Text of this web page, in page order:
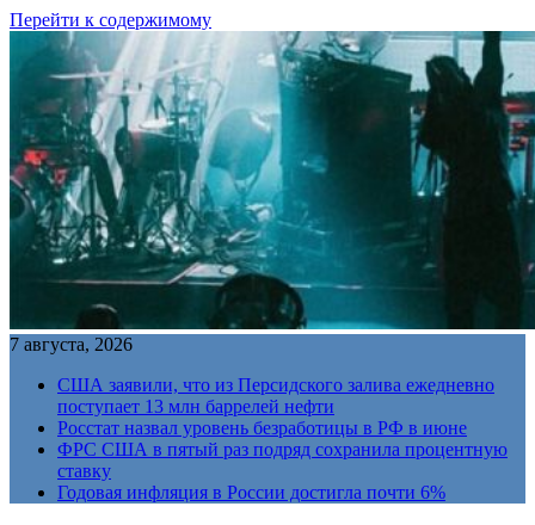
Перейти к содержимому
7 августа, 2026
США заявили, что из Персидского залива ежедневно
поступает 13 млн баррелей нефти
Росстат назвал уровень безработицы в РФ в июне
ФРС США в пятый раз подряд сохранила процентную
ставку
Годовая инфляция в России достигла почти 6%